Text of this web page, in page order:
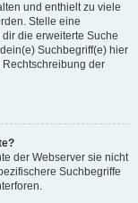
und enthielt zu viele
Stelle eine
die erweiterte Suche
Suchbegriff(e) hier
der
der Webserver sie nicht
Suchbegriffe